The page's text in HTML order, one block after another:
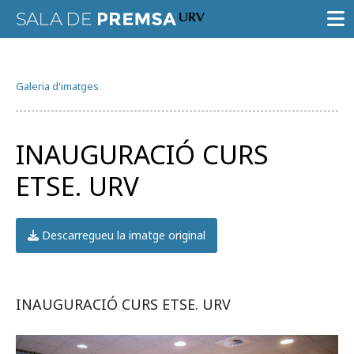
GALERIA D’IMATGES
GUIA D’ESPECIALISTES
AGENDA URV
Prova la cerca avançada
Galeria d'imatges
INAUGURACIÓ CURS
ETSE. URV
Descarregueu la imatge original
INAUGURACIÓ CURS ETSE. URV